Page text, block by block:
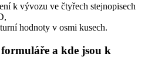
k vývozu ve čtyřech stejnopisech
hodnoty v osmi kusech.
a kde jsou k